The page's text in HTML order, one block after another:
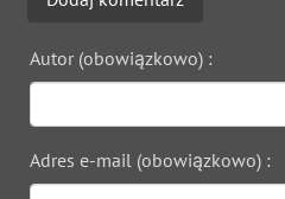
Autor (obowiązkowo) :
Adres e-mail (obowiązkowo) :